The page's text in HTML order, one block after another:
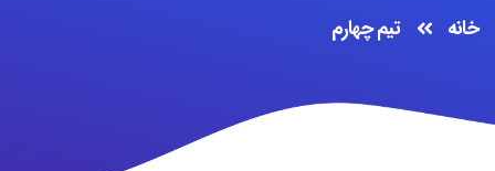
خانه تیم چهارم